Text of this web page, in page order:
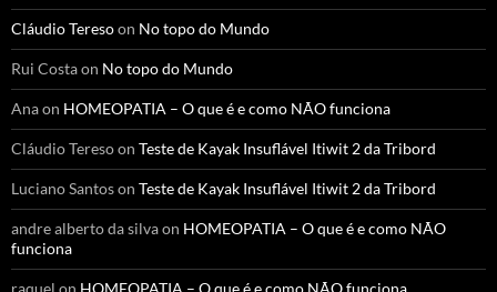
Cláudio Teresoon No topo do Mundo
Rui Costaon No topo do Mundo
Anaon HOMEOPATIA – O que é e como NÃO funciona
Cláudio Teresoon Teste de Kayak Insuflável Itiwit 2 da Tribord
Luciano Santoson Teste de Kayak Insuflável Itiwit 2 da Tribord
andre alberto da silvaon HOMEOPATIA – O que é e como NÃO
funciona